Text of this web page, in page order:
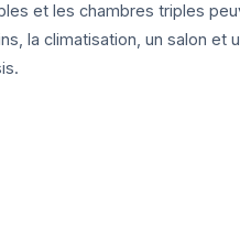
et les chambres triples
la climatisation, un salon et